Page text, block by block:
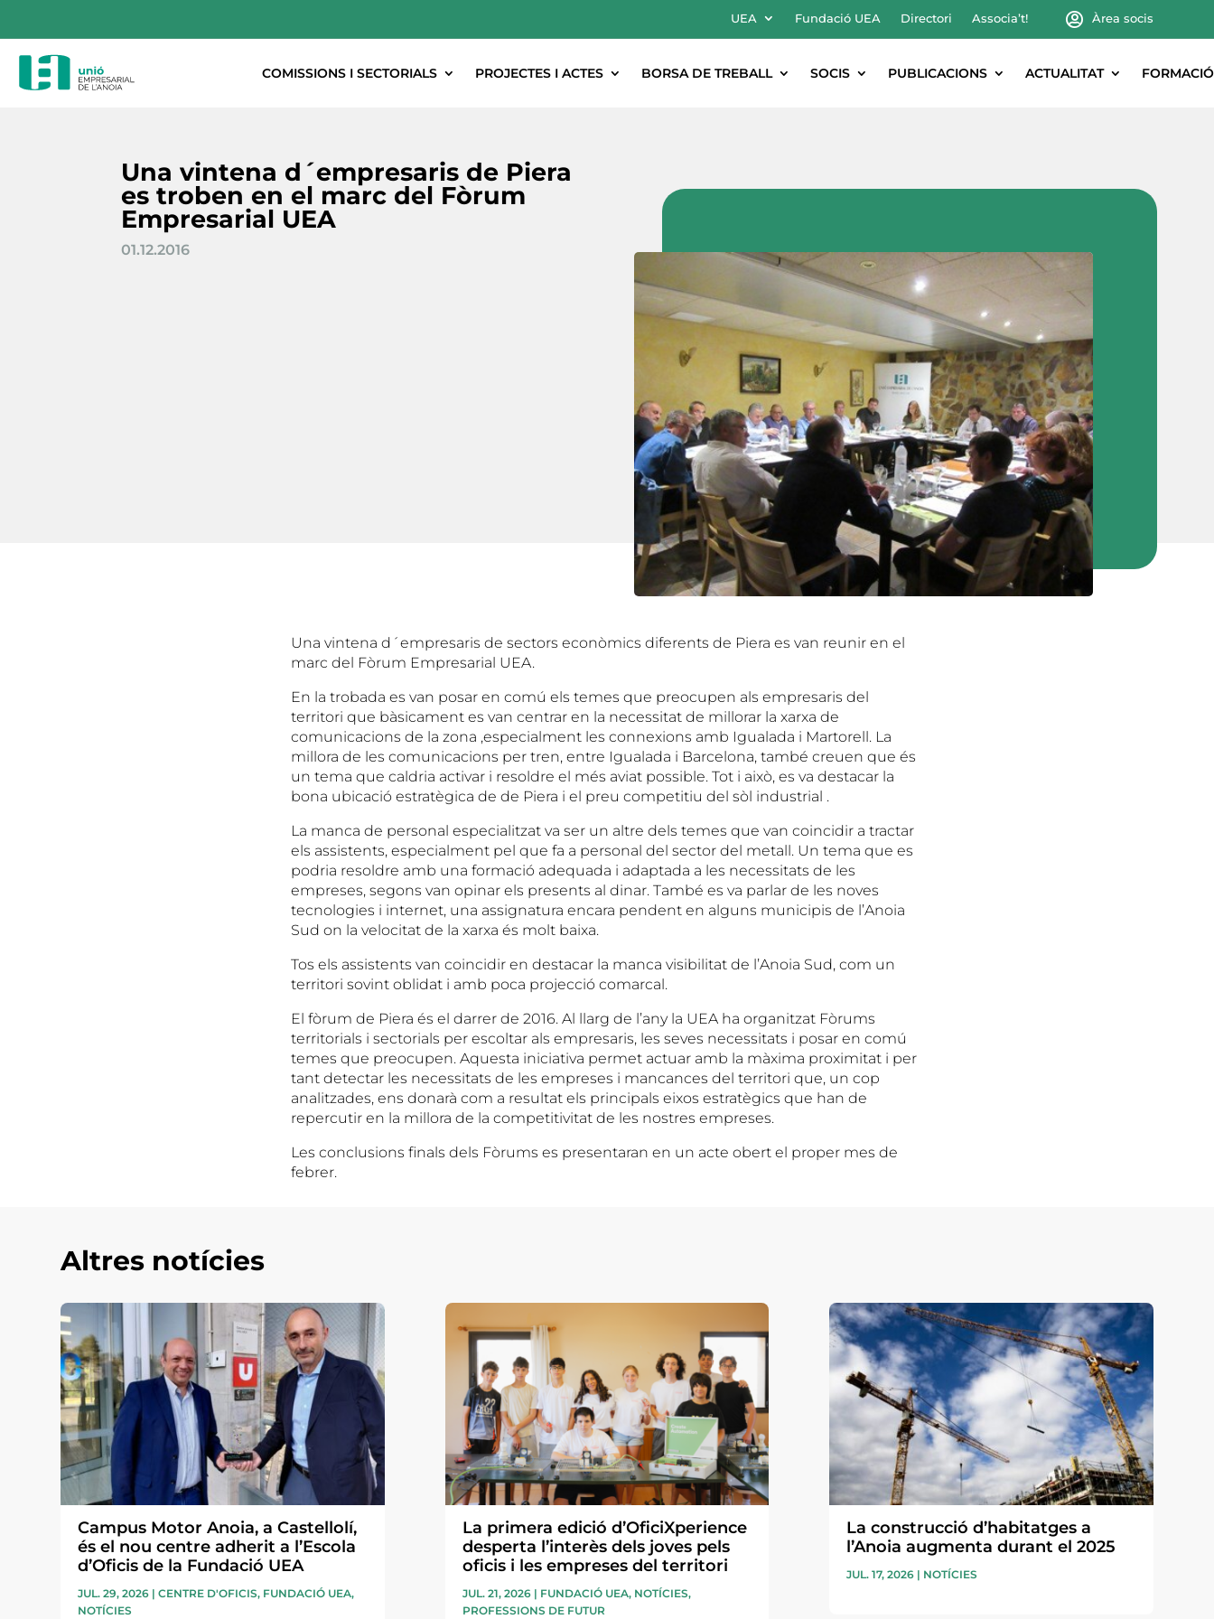
UEA Fundació UEA Directori Associa’t! Àrea socis
COMISSIONS I SECTORIALS PROJECTES I ACTES BORSA DE TREBALL SOCIS PUBLICACIONS ACTUALITAT FORMACIÓ
Una vintena d´empresaris de Piera
es troben en el marc del Fòrum
Empresarial UEA
01.12.2016
Una vintena d´empresaris de sectors econòmics diferents de Piera es van reunir en el
marc del Fòrum Empresarial UEA.
En la trobada es van posar en comú els temes que preocupen als empresaris del
territori que bàsicament es van centrar en la necessitat de millorar la xarxa de
comunicacions de la zona ,especialment les connexions amb Igualada i Martorell. La
millora de les comunicacions per tren, entre Igualada i Barcelona, també creuen que és
un tema que caldria activar i resoldre el més aviat possible. Tot i això, es va destacar la
bona ubicació estratègica de de Piera i el preu competitiu del sòl industrial .
La manca de personal especialitzat va ser un altre dels temes que van coincidir a tractar
els assistents, especialment pel que fa a personal del sector del metall. Un tema que es
podria resoldre amb una formació adequada i adaptada a les necessitats de les
empreses, segons van opinar els presents al dinar. També es va parlar de les noves
tecnologies i internet, una assignatura encara pendent en alguns municipis de l’Anoia
Sud on la velocitat de la xarxa és molt baixa.
Tos els assistents van coincidir en destacar la manca visibilitat de l’Anoia Sud, com un
territori sovint oblidat i amb poca projecció comarcal.
El fòrum de Piera és el darrer de 2016. Al llarg de l’any la UEA ha organitzat Fòrums
territorials i sectorials per escoltar als empresaris, les seves necessitats i posar en comú
temes que preocupen. Aquesta iniciativa permet actuar amb la màxima proximitat i per
tant detectar les necessitats de les empreses i mancances del territori que, un cop
analitzades, ens donarà com a resultat els principals eixos estratègics que han de
repercutir en la millora de la competitivitat de les nostres empreses.
Les conclusions finals dels Fòrums es presentaran en un acte obert el proper mes de
febrer.
Altres notícies
Campus Motor Anoia, a Castellolí,
és el nou centre adherit a l’Escola
d’Oficis de la Fundació UEA
JUL. 29, 2026 |CENTRE D'OFICIS, FUNDACIÓ UEA,
NOTÍCIES
La primera edició d’OficiXperience
desperta l’interès dels joves pels
oficis i les empreses del territori
JUL. 21, 2026| FUNDACIÓ UEA, NOTÍCIES,
PROFESSIONS DE FUTUR
La construcció d’habitatges a
l’Anoia augmenta durant el 2025
JUL. 17, 2026| NOTÍCIES